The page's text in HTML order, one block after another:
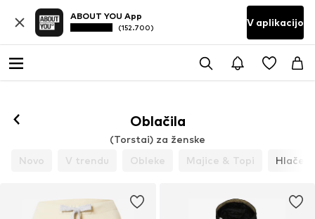
ABOUT YOU App
(152.700) V aplikacijo
Oblačila
(Torstai) za ženske
Novo
V trendu Obleke Majice & Topi Hlače